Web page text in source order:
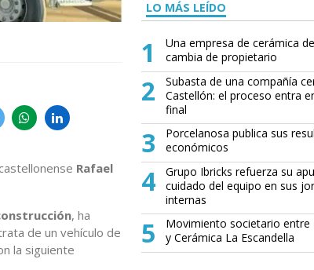
Rafael
, ha
de un vehículo de
la siguiente
LO MÁS LEÍDO
1
Una empresa de cerámica
cambia de propietario
2
Subasta de una compañía
Castellón: el proceso entra
final
3
Porcelanosa publica sus
económicos
4
Grupo Ibricks refuerza su
cuidado del equipo en sus
internas
5
Movimiento societario entre
y Cerámica La Escandella